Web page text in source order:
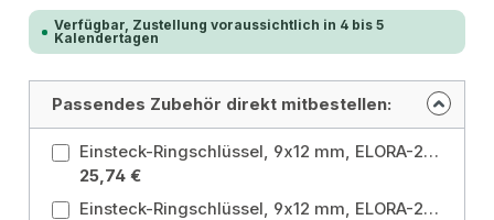
Verfügbar, Zustellung voraussichtlich in 4 bis 5
Kalendertagen
Passendes Zubehör direkt mitbestellen:
Einsteck-Ringschlüssel, 9x12 mm, ELORA-2062-15 mm Aufnahme: 9x12 mm / Schlüsselweite: 15 mm
25,74 €
Einsteck-Ringschlüssel, 9x12 mm, ELORA-2062-19 mm Aufnahme: 9x12 mm / Schlüsselweite: 19 mm